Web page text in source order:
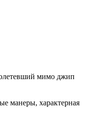
мимо джип
манеры, характерная